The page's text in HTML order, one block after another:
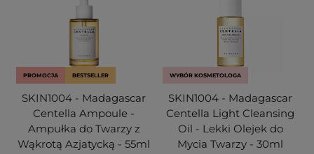
PROMOCJA BESTSELLER
SKIN1004 - Madagascar
Centella Ampoule -
Ampułka do Twarzy z
Wąkrotą Azjatycką - 55ml
WYBÓR KOSMETOLOGA
SKIN1004 - Madagascar
Centella Light Cleansing
Oil - Lekki Olejek do
Mycia Twarzy - 30ml